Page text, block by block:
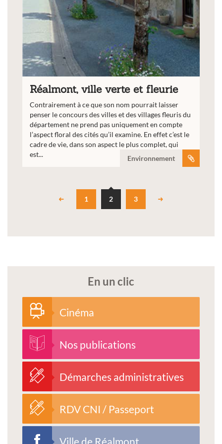
Réalmont, ville verte et fleurie
Contrairement à ce que son nom pourrait laisser
penser le concours des villes et des villages fleuris du
département ne prend pas uniquement en compte
l’aspect floral des cités qu’il examine. En effet c’est le
cadre de vie, dans son aspect le plus complet, qui
est...
Environnement
1 2 3
En un clic
Cinéma
Nos publications
Démarches administratives
RDV CNI / Passeport
Ville de Réalmont